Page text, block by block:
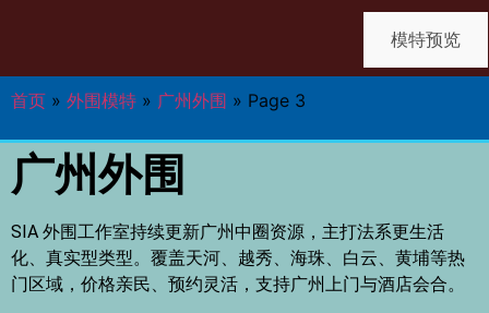
模特预览
首页 » 外围模特 » 广州外围 » Page 3
广州外围
SIA 外围工作室持续更新广州中圈资源，主打法系更生活
化、真实型类型。覆盖天河、越秀、海珠、白云、黄埔等热
门区域，价格亲民、预约灵活，支持广州上门与酒店会合。